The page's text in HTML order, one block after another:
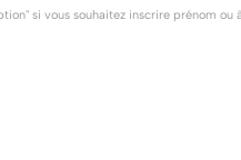
si vous souhaitez inscrire prénom ou